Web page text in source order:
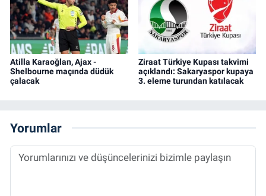
Atilla Karaoğlan, Ajax -
Shelbourne maçında düdük
çalacak
Ziraat Türkiye Kupası takvimi
açıklandı: Sakaryaspor kupaya
3. eleme turundan katılacak
Yorumlar